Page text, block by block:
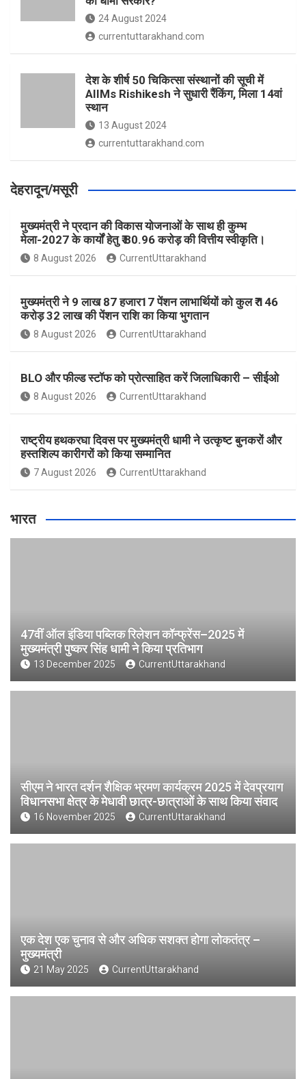
24 August 2024
currentuttarakhand.com
देश के शीर्ष 50 चिकित्सा संस्थानों की सूची में
AIIMs Rishikesh ने सुधारी रैंकिंग, मिला 14वां
स्थान
13 August 2024
currentuttarakhand.com
देहरादून/मसूरी
मुख्यमंत्री ने प्रदान की विकास योजनाओं के साथ ही कुम्भ
मेला-2027 के कार्यों हेतु ₹ 80.96 करोड़ की वित्तीय स्वीकृति।
8 August 2026 CurrentUttarakhand
मुख्यमंत्री ने 9 लाख 87 हजार17 पेंशन लाभार्थियों को कुल ₹ 146
करोड़ 32 लाख की पेंशन राशि का किया भुगतान
8 August 2026 CurrentUttarakhand
BLO और फील्ड स्टॉफ को प्रोत्साहित करें जिलाधिकारी – सीईओ
8 August 2026 CurrentUttarakhand
राष्ट्रीय हथकरघा दिवस पर मुख्यमंत्री धामी ने उत्कृष्ट बुनकरों और
हस्तशिल्प कारीगरों को किया सम्मानित
7 August 2026 CurrentUttarakhand
भारत
47वीं ऑल इंडिया पब्लिक रिलेशन कॉन्फ्रेंस–2025 में
मुख्यमंत्री पुष्कर सिंह धामी ने किया प्रतिभाग
13 December 2025 CurrentUttarakhand
सीएम ने भारत दर्शन शैक्षिक भ्रमण कार्यक्रम 2025 में देवप्रयाग
विधानसभा क्षेत्र के मेधावी छात्र-छात्राओं के साथ किया संवाद
16 November 2025 CurrentUttarakhand
एक देश एक चुनाव से और अधिक सशक्त होगा लोकतंत्र –
मुख्यमंत्री
21 May 2025 CurrentUttarakhand